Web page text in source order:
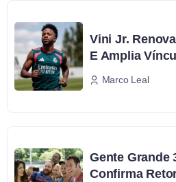
Vini Jr.
E Amplia
Marco Leal
Gente Grande
Confirma